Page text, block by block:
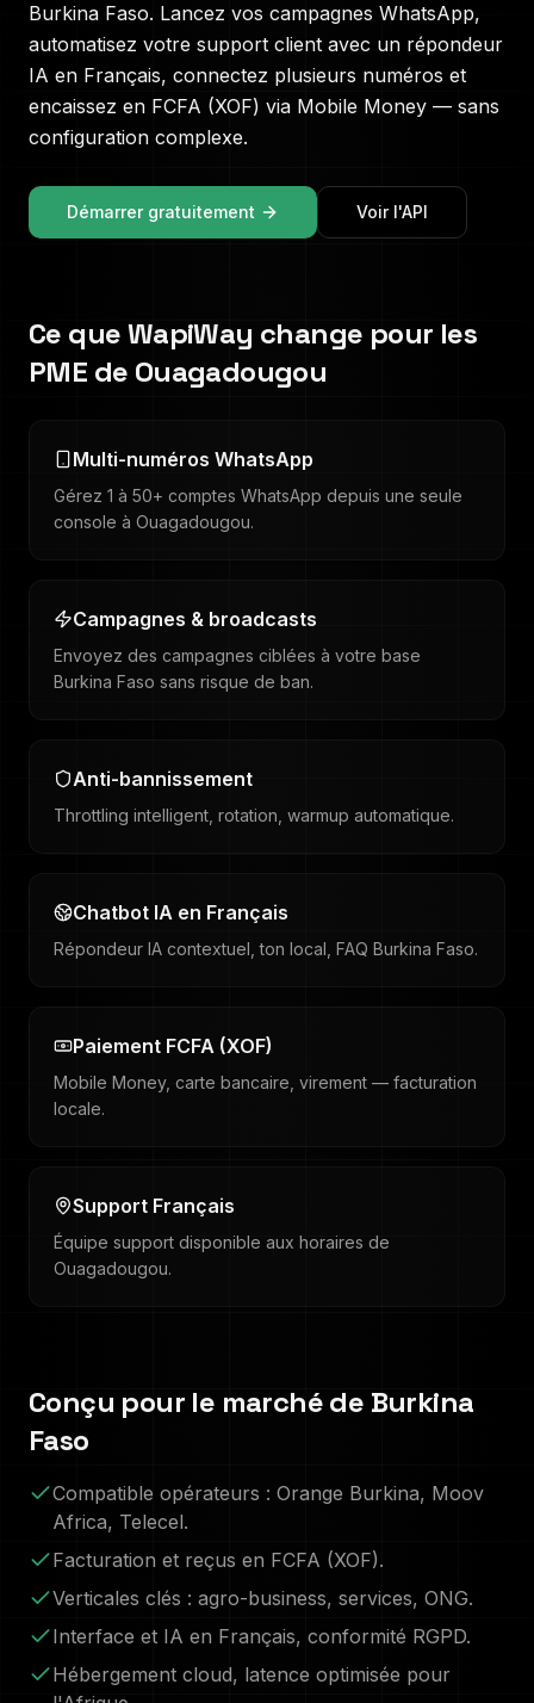
Burkina Faso. Lancez vos campagnes WhatsApp,
automatisez votre support client avec un répondeur
IA en Français, connectez plusieurs numéros et
encaissez en FCFA (XOF) via Mobile Money — sans
configuration complexe.
Démarrer gratuitement Voir l'API
Ce que WapiWay change pour les
PME de Ouagadougou
Multi-numéros WhatsApp
Gérez 1 à 50+ comptes WhatsApp depuis une seule
console à Ouagadougou.
Campagnes & broadcasts
Envoyez des campagnes ciblées à votre base
Burkina Faso sans risque de ban.
Anti-bannissement
Throttling intelligent, rotation, warmup automatique.
Chatbot IA en Français
Répondeur IA contextuel, ton local, FAQ Burkina Faso.
Paiement FCFA (XOF)
Mobile Money, carte bancaire, virement — facturation
locale.
Support Français
Équipe support disponible aux horaires de
Ouagadougou.
Conçu pour le marché de Burkina
Faso
Compatible opérateurs : Orange Burkina, Moov
Africa, Telecel.
Facturation et reçus en FCFA (XOF).
Verticales clés : agro-business, services, ONG.
Interface et IA en Français, conformité RGPD.
Hébergement cloud, latence optimisée pour